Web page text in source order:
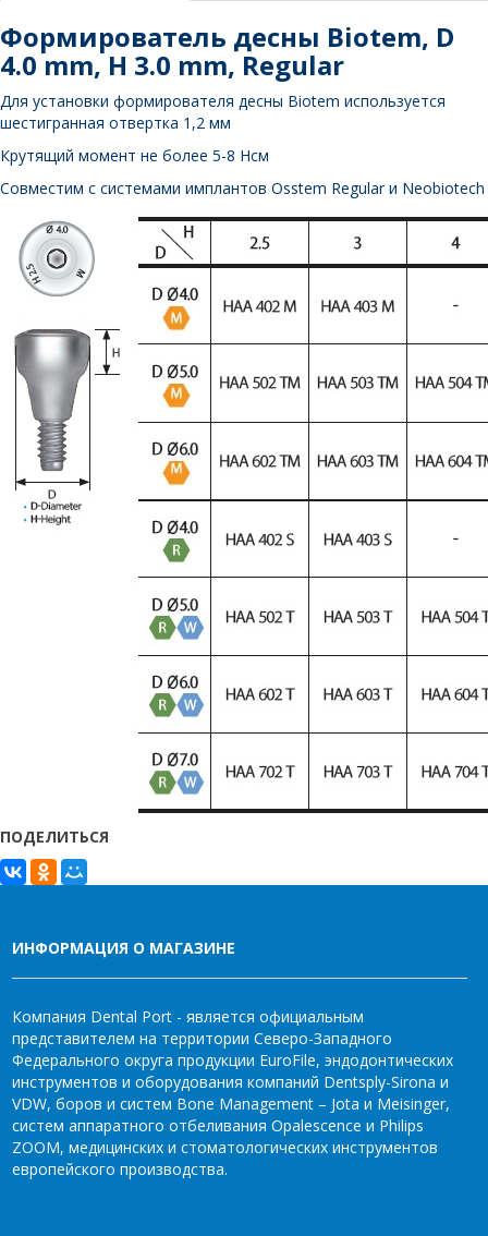
Формирователь десны Biotem, D
4.0 mm, H 3.0 mm, Regular
Для установки формирователя десны Biotem используется
шестигранная отвертка 1,2 мм
Крутящий момент не более 5-8 Нсм
Совместим с системами имплантов Osstem Regular и Neobiotech
ПОДЕЛИТЬСЯ
ИНФОРМАЦИЯ О МАГАЗИНЕ
Компания Dental Port - является официальным
представителем на территории Северо-Западного
Федерального округа продукции EuroFile, эндодонтических
инструментов и оборудования компаний Dentsply-Sirona и
VDW, боров и систем Bone Management – Jota и Meisinger,
систем аппаратного отбеливания Opalescence и Philips
ZOOM, медицинских и стоматологических инструментов
европейского производства.